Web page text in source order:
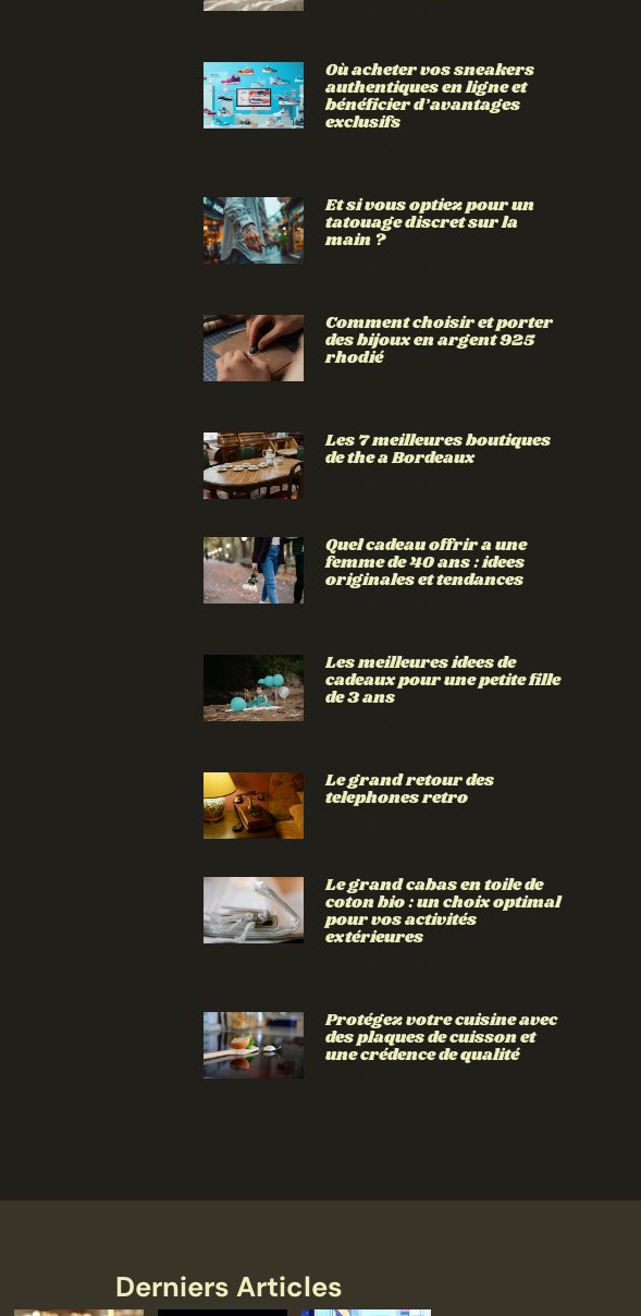
Où acheter vos sneakers
authentiques en ligne et
bénéficier d’avantages
exclusifs
Et si vous optiez pour un
tatouage discret sur la
main ?
Comment choisir et porter
des bijoux en argent 925
rhodié
Les 7 meilleures boutiques
de the a Bordeaux
Quel cadeau offrir a une
femme de 40 ans : idees
originales et tendances
Les meilleures idees de
cadeaux pour une petite fille
de 3 ans
Le grand retour des
telephones retro
Le grand cabas en toile de
coton bio : un choix optimal
pour vos activités
extérieures
Protégez votre cuisine avec
des plaques de cuisson et
une crédence de qualité
Derniers Articles